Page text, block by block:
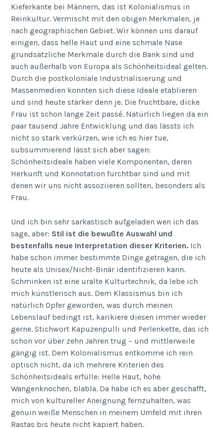
Kieferkante bei Männern, das ist Kolonialismus in
Reinkultur. Vermischt mit den obigen Merkmalen, je
nach geographischen Gebiet. Wir können uns darauf
einigen, dass helle Haut und eine schmale Nase
grundsätzliche Merkmale durch die Bank sind und
auch außerhalb von Europa als Schönheitsideal gelten.
Durch die postkoloniale Industrialisierung und
Massenmedien konnten sich diese Ideale etablieren
und sind heute stärker denn je. Die fruchtbare, dicke
Frau ist schon lange Zeit passé. Natürlich liegen da ein
paar tausend Jahre Entwicklung und das lässts ich
nicht so stark verkürzen, wie ich es hier tue,
subsummierend lässt sich aber sagen:
Schönheitsideale haben viele Komponenten, deren
Herkunft und Konnotation furchtbar sind und mit
denen wir uns nicht assoziieren sollten, besonders als
Frau.
Und ich bin sehr sarkastisch aufgeladen wen ich das
sage, aber: Stil ist die bewußte Auswahl und
bestenfalls neue Interpretation dieser Kriterien. Ich
habe schon immer bestimmte Dinge getragen, die ich
heute als Unisex/Nicht-Binär identifizieren kann.
Schminken ist eine uralte Kulturtechnik, da lebe ich
mich künstlerisch aus. Dem Klassismus bin ich
natürlich Opfer geworden, was durch meinen
Lebenslauf bedingt ist, karikiere diesen immer wieder
gerne. Stichwort Kapuzenpulli und Perlenkette, das ich
schon vor über zehn Jahren trug – und mittlerweile
gängig ist. Dem Kolonialismus entkomme ich rein
optisch nicht, da ich mehrere Kriterien des
Schönheitsideals erfülle: Helle Haut, hohe
Wangenknochen, blabla. Da habe ich es aber geschafft,
mich von kultureller Aneignung fernzuhalten, was
genuin weiße Menschen in meinem Umfeld mit ihren
Rastas bis heute nicht kapiert haben.